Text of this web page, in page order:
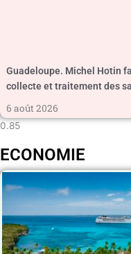
Guadeloupe. Michel Hotin
collecte et traitement des
6 août 2026
ECONOMIE